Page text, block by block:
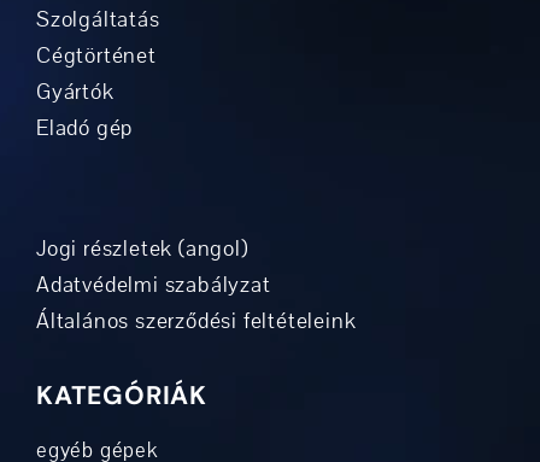
Szolgáltatás
Cégtörténet
Gyártók
Eladó gép
Jogi részletek (angol)
Adatvédelmi szabályzat
Általános szerződési feltételeink
KATEGÓRIÁK
egyéb gépek